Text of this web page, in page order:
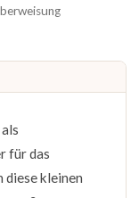
für das
diese kleinen